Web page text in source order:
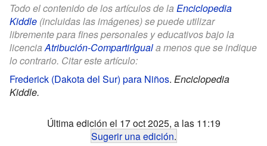
Todo el contenido de los artículos de la Enciclopedia
Kiddle (incluidas las imágenes) se puede utilizar
libremente para fines personales y educativos bajo la
licenciaAtribución-CompartirIguala menos que se indique
lo contrario. Citar este artículo:
Frederick (Dakota del Sur) para Niños. Enciclopedia
Kiddle.
Última edición el 17 oct 2025, a las 11:19
Sugerir una edición.